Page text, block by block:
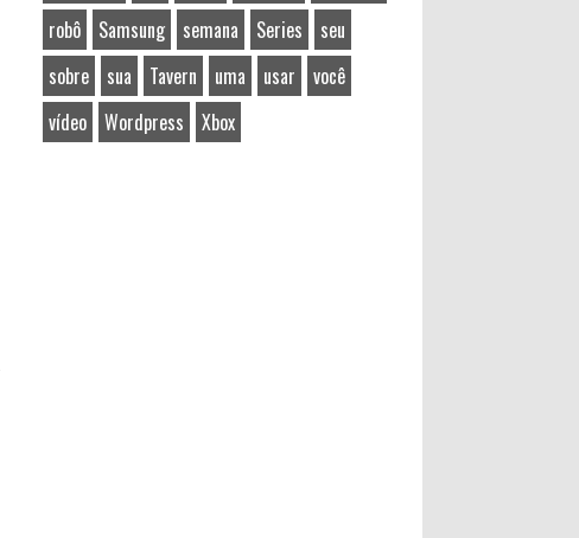
robô
Samsung semana Series
seu
sobre
sua Tavern uma usar
você
vídeo
Wordpress Xbox